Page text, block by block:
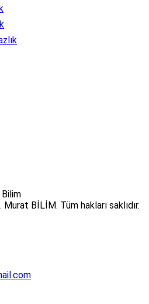
BİLİM. Tüm hakları saklıdır.